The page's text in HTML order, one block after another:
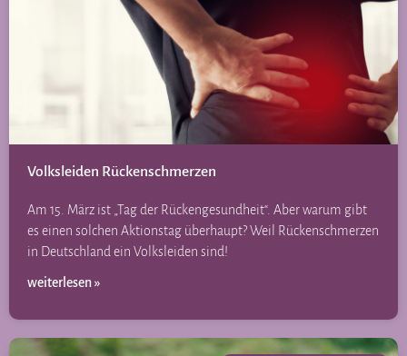
Volksleiden Rückenschmerzen
Am 15. März ist „Tag der Rückengesundheit“. Aber warum gibt
es einen solchen Aktionstag überhaupt? Weil Rückenschmerzen
in Deutschland ein Volksleiden sind!
weiterlesen »